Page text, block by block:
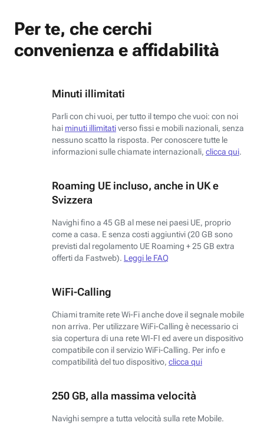
Per te, che cerchi
convenienza e affidabilità
Minuti illimitati
Parli con chi vuoi, per tutto il tempo che vuoi: con noi
hai minuti illimitativerso fissi e mobili nazionali, senza
nessuno scatto la risposta. Per conoscere tutte le
informazioni sulle chiamate internazionali, clicca qui.
Roaming UE incluso, anche in UK e
Svizzera
Navighi fino a 45 GB al mese nei paesi UE, proprio
come a casa. E senza costi aggiuntivi (20 GB sono
previsti dal regolamento UE Roaming + 25 GB extra
offerti da Fastweb). Leggi le FAQ
WiFi-Calling
Chiami tramite rete Wi-Fi anche dove il segnale mobile
non arriva. Per utilizzare WiFi-Calling è necessario ci
sia copertura di una rete WI-FI ed avere un dispositivo
compatibile con il servizio WiFi-Calling. Per info e
compatibilità del tuo dispositivo, clicca qui
250 GB, alla massima velocità
Navighi sempre a tutta velocità sulla rete Mobile.